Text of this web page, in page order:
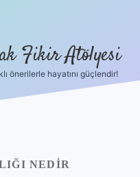
Fikir Atölyesi
önerilerle hayatını güçlendir!
NEDIR